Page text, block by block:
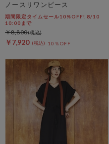
ノースリワンピース
期間限定タイムセール10%OFF! 8/10
10:00まで
￥7,920 10％OFF
￥8,800